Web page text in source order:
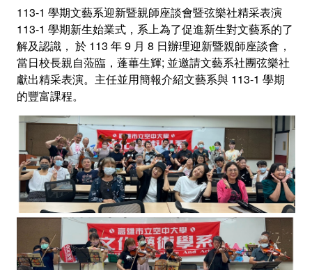
113-1 學期文藝系迎新暨親師座談會暨弦樂社精采表演
113-1 學期新生始業式，系上為了促進新生對文藝系的了
解及認識， 於 113 年 9 月 8 日辦理迎新暨親師座談會，
當日校長親自蒞臨，蓬蓽生輝; 並邀請文藝系社團弦樂社
獻出精采表演。主任並用簡報介紹文藝系與 113-1 學期
的豐富課程。